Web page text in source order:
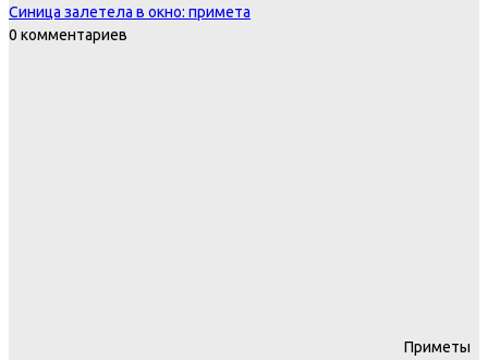
Синица залетела в окно: примета
0 комментариев
Приметы